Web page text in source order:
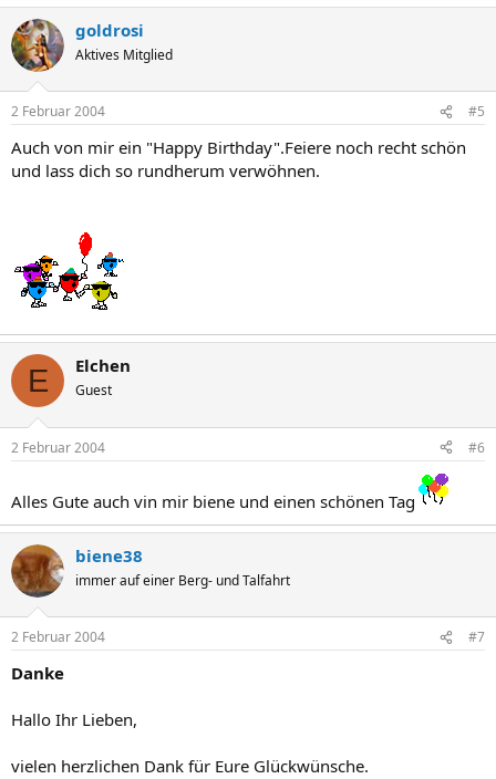
goldrosi
Aktives Mitglied
2 Februar 2004 #5
Auch von mir ein "Happy Birthday".Feiere noch recht schön
und lass dich so rundherum verwöhnen.
E Elchen
Guest
2 Februar 2004 #6
Alles Gute auch vin mir biene und einen schönen Tag
biene38
immer auf einer Berg- und Talfahrt
2 Februar 2004 #7
Danke
Hallo Ihr Lieben,
vielen herzlichen Dank für Eure Glückwünsche.